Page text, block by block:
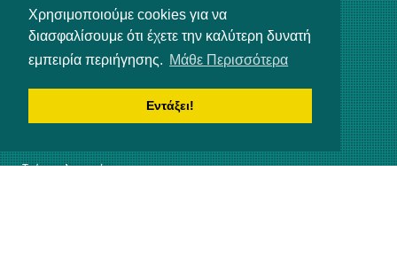
Χρησιμοποιούμε cookies για να
διασφαλίσουμε ότι έχετε την καλύτερη δυνατή
εμπειρία περιήγησης. Μάθε Περισσότερα
Εντάξει!
Τεχνικά
Γεωπονικά
Υπό Έκδοση
Η ΕΤΑΙΡΕΙΑ
Επικοινωνία
Αρ. Γ.Ε.ΜΗ 3840901000
Τρόποι πληρωμής